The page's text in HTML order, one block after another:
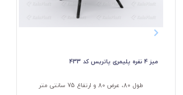
میز 4 نفره پلیمری پاتریس کد 433
طول 80، عرض 80 و ارتفاع 75 سانتی متر